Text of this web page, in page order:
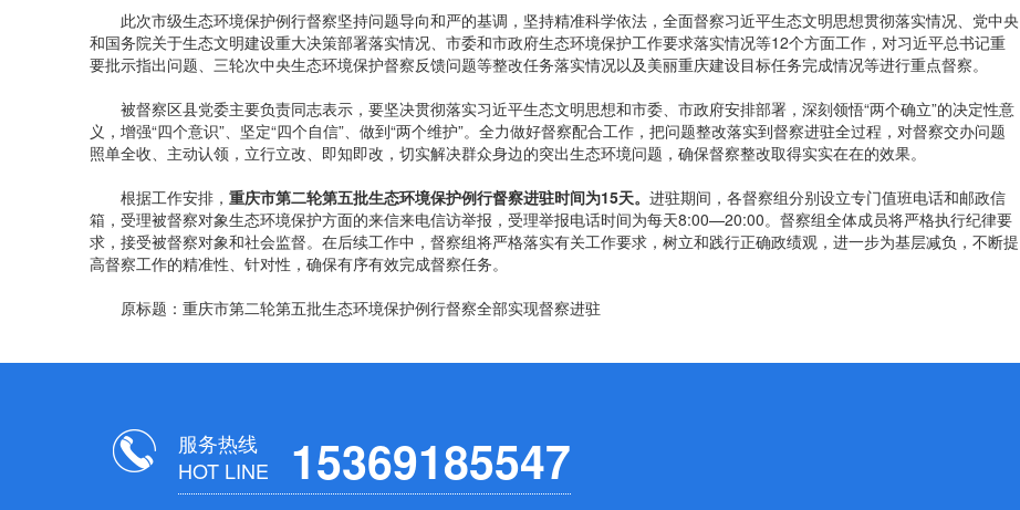
此次市级生态环境保护例行督察坚持问题导向和严的基调，坚持精准科学依法，全面督察习近平生态文明思想贯彻落实情况、党中央
和国务院关于生态文明建设重大决策部署落实情况、市委和市政府生态环境保护工作要求落实情况等12个方面工作，对习近平总书记重
要批示指出问题、三轮次中央生态环境保护督察反馈问题等整改任务落实情况以及美丽重庆建设目标任务完成情况等进行重点督察。
被督察区县党委主要负责同志表示，要坚决贯彻落实习近平生态文明思想和市委、市政府安排部署，深刻领悟“两个确立”的决定性意
义，增强“四个意识”、坚定“四个自信”、做到“两个维护”。全力做好督察配合工作，把问题整改落实到督察进驻全过程，对督察交办问题
照单全收、主动认领，立行立改、即知即改，切实解决群众身边的突出生态环境问题，确保督察整改取得实实在在的效果。
根据工作安排， 重庆市第二轮第五批生态环境保护例行督察进驻时间为15天。 进驻期间，各督察组分别设立专门值班电话和邮政信
箱，受理被督察对象生态环境保护方面的来信来电信访举报，受理举报电话时间为每天8:00—20:00。督察组全体成员将严格执行纪律要
求，接受被督察对象和社会监督。在后续工作中，督察组将严格落实有关工作要求，树立和践行正确政绩观，进一步为基层减负，不断提
高督察工作的精准性、针对性，确保有序有效完成督察任务。
原标题：重庆市第二轮第五批生态环境保护例行督察全部实现督察进驻
服务热线
HOT LINE
15369185547